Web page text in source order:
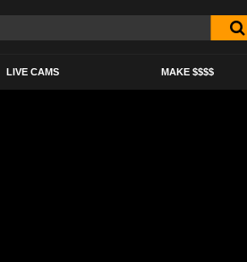
LIVE CAMS MAKE $$$$